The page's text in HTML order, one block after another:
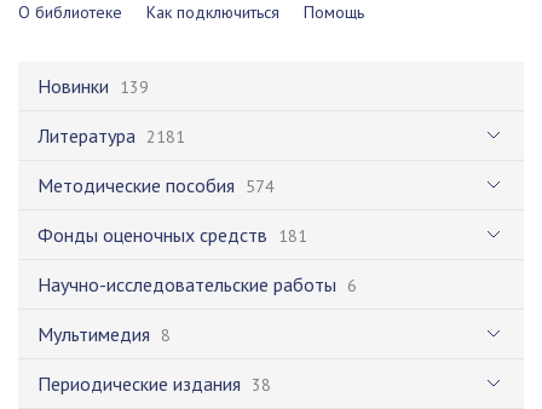
О библиотеке Как подключиться Помощь
Новинки 139
Литература 2181
Методические пособия 574
Фонды оценочных средств 181
Научно-исследовательские работы 6
Мультимедия 8
Периодические издания 38